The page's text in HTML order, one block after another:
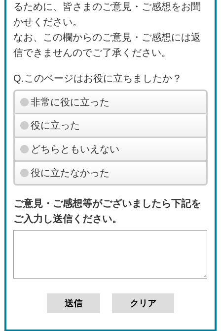
るために、皆さまのご意見・ご感想をお聞
かせください。
なお、この欄からのご意見・ご感想には返
信できませんのでご了承ください。
Q.このページはお役に立ちましたか？
非常に役に立った
役に立った
どちらともいえない
役に立たなかった
ご意見・ご感想等がございましたら下記を
ご入力し送信ください。